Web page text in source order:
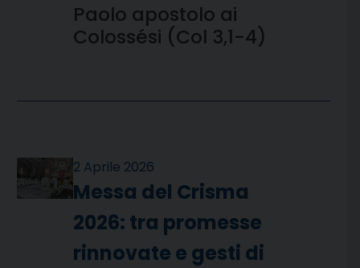
Paolo apostolo ai
Colossési (Col 3,1-4)
2 Aprile 2026
Messa del Crisma
2026: tra promesse
rinnovate e gesti di